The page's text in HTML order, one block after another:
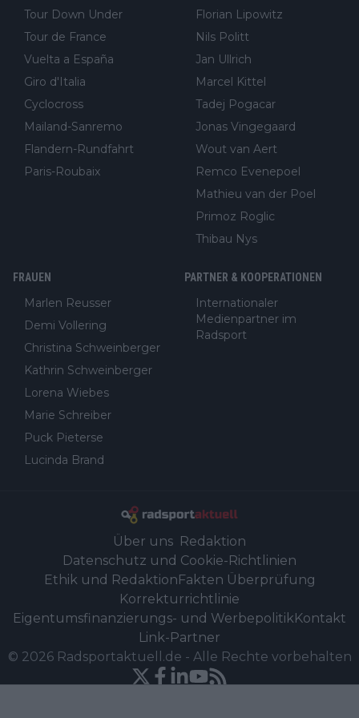
Tour Down Under
Tour de France
Vuelta a España
Giro d'Italia
Cyclocross
Mailand-Sanremo
Flandern-Rundfahrt
Paris-Roubaix
Florian Lipowitz
Nils Politt
Jan Ullrich
Marcel Kittel
Tadej Pogacar
Jonas Vingegaard
Wout van Aert
Remco Evenepoel
Mathieu van der Poel
Primoz Roglic
Thibau Nys
FRAUEN
Marlen Reusser
Demi Vollering
Christina Schweinberger
Kathrin Schweinberger
Lorena Wiebes
Marie Schreiber
Puck Pieterse
Lucinda Brand
PARTNER & KOOPERATIONEN
Internationaler
Medienpartner im
Radsport
Über uns Redaktion
Datenschutz und Cookie-Richtlinien
Ethik und Redaktion Fakten Überprüfung
Korrekturrichtlinie
Eigentumsfinanzierungs- und WerbepolitikKontakt
Link-Partner
© 2026 Radsportaktuell.de - Alle Rechte vorbehalten